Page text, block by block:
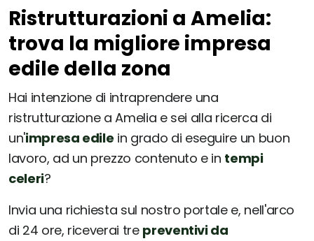
Ristrutturazioni a Amelia:
trova la migliore impresa
edile della zona
Hai intenzione di intraprendere una
ristrutturazione a Amelia e sei alla ricerca di
un'impresa edile in grado di eseguire un buon
lavoro, ad un prezzo contenuto e in tempi
celeri?
Invia una richiesta sul nostro portale e, nell'arco
di 24 ore, riceverai tre preventivi da